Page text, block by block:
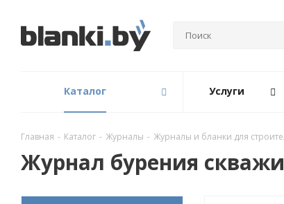
Каталог Услуги
Главная - Каталог - Журналы - Журналы и бланки для
Журнал бурения